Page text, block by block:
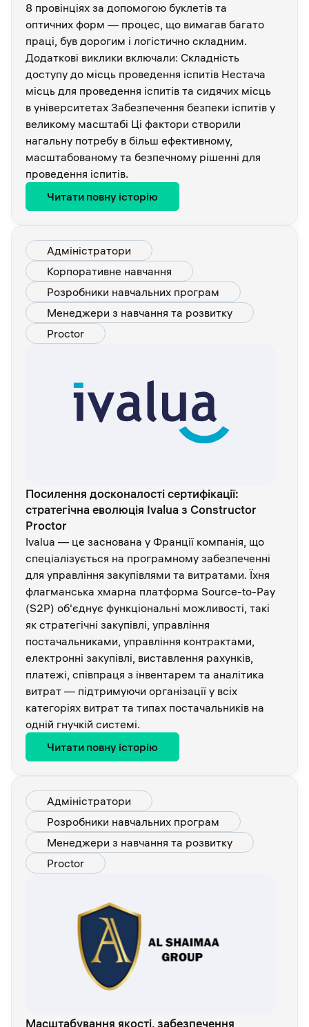
8 провінціях за допомогою буклетів та
оптичних форм — процес, що вимагав багато
праці, був дорогим і логістично складним.
Додаткові виклики включали: Складність
доступу до місць проведення іспитів Нестача
місць для проведення іспитів та сидячих місць
в університетах Забезпечення безпеки іспитів у
великому масштабі Ці фактори створили
нагальну потребу в більш ефективному,
масштабованому та безпечному рішенні для
проведення іспитів.
Читати повну історію
Адміністратори
Корпоративне навчання
Розробники навчальних програм
Менеджери з навчання та розвитку
Proctor
Посилення досконалості сертифікації:
стратегічна еволюція Ivalua з Constructor
Proctor
Ivalua — це заснована у Франції компанія, що
спеціалізується на програмному забезпеченні
для управління закупівлями та витратами. Їхня
флагманська хмарна платформа Source-to-Pay
(S2P) об'єднує функціональні можливості, такі
як стратегічні закупівлі, управління
постачальниками, управління контрактами,
електронні закупівлі, виставлення рахунків,
платежі, співпраця з інвентарем та аналітика
витрат — підтримуючи організації у всіх
категоріях витрат та типах постачальників на
одній гнучкій системі.
Читати повну історію
Адміністратори
Розробники навчальних програм
Менеджери з навчання та розвитку
Proctor
Масштабування якості, забезпечення